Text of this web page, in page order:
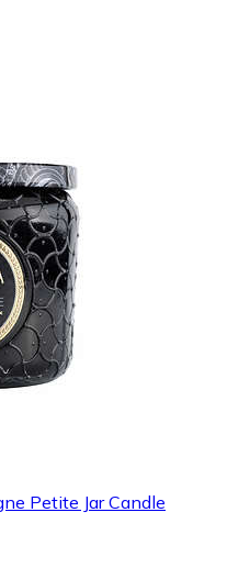
Petite Jar Candle